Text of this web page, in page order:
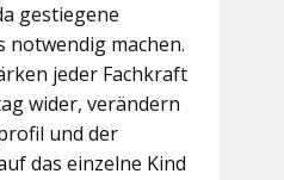
gestiegene
machen.
jeder Fachkraft
wider, verändern
und der
das einzelne Kind